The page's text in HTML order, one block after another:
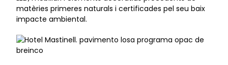
matèries primeres naturals i certificades pel seu baix
impacte ambiental.